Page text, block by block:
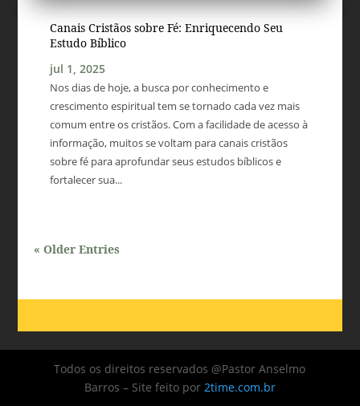
Canais Cristãos sobre Fé: Enriquecendo Seu
Estudo Bíblico
jul 1, 2025
Nos dias de hoje, a busca por conhecimento e
crescimento espiritual tem se tornado cada vez mais
comum entre os cristãos. Com a facilidade de acesso à
informação, muitos se voltam para canais cristãos
sobre fé para aprofundar seus estudos bíblicos e
fortalecer sua...
« Older Entries
Todos os direitos reservados @Pastor Anselmo
Barros – Site feito por 2time.com.br